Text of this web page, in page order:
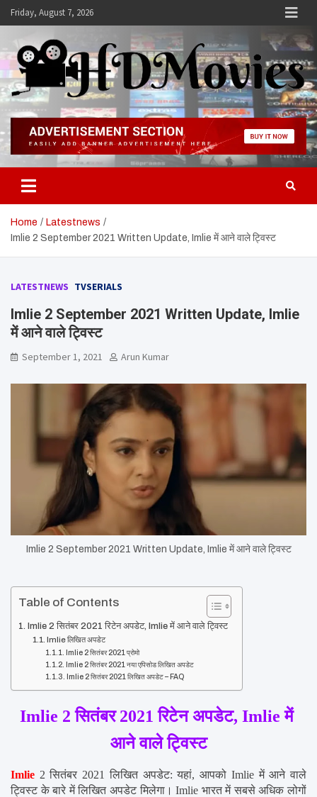
SkipFriday, August 7, 2026
Hdmovies
Home
Latestnews
Imlie 2 September 2021 Written Update, Imlie में आने वाले ट्विस्ट
LATESTNEWS TVSERIALS
Imlie 2 September 2021 Written Update, Imlie
में आने वाले ट्विस्ट
September 1, 2021 Arun Kumar
Imlie 2 September 2021 Written Update, Imlie में आने वाले ट्विस्ट
Table of Contents
Imlie 2 सितंबर 2021 रिटेन अपडेट, Imlie में आने वाले ट्विस्ट
Imlie लिखित अपडेट
Imlie 2 सितंबर 2021 प्रोमो
Imlie 2 सितंबर 2021 नया एपिसोड लिखित अपडेट
Imlie 2 सितंबर 2021 लिखित अपडेट – FAQ
Imlie 2 सितंबर 2021 रिटेन अपडेट, Imlie में
आने वाले ट्विस्ट
Imlie 2 सितंबर 2021 लिखित अपडेट: यहां, आपको Imlie में आने वाले
ट्विस्ट के बारे में लिखित अपडेट मिलेगा। Imlie भारत में सबसे अधिक लोगों